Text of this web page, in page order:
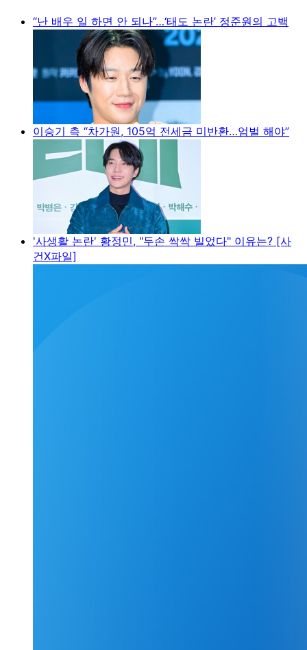
“난 배우 일 하면 안 되나”…‘태도 논란’ 정준원의 고백
이승기 측 “차가원, 105억 전세금 미반환…엄벌 해야”
'사생활 논란' 황정민, "두손 싹싹 빌었다" 이유는? [사
건X파일]